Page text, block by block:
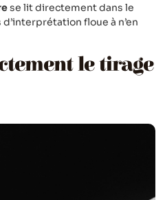
se lit directement dans le
floue à n’en
le tirage